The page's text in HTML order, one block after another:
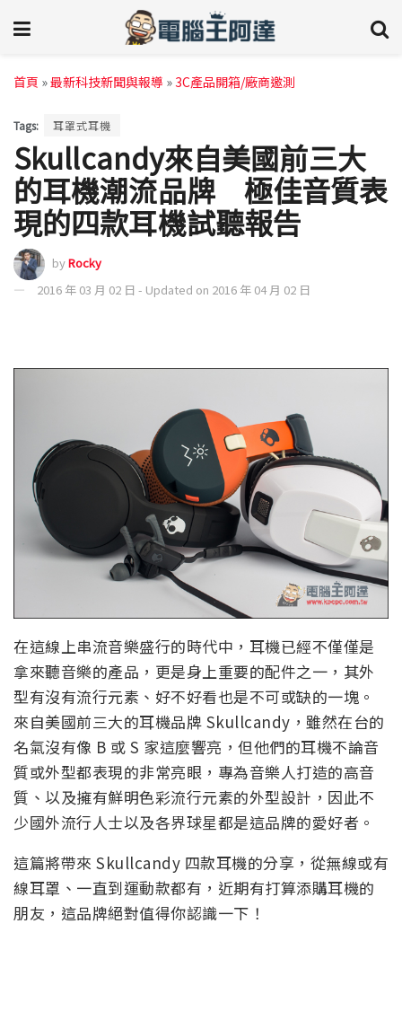
首頁 »最新科技新聞與報導 »3C產品開箱/廠商邀測
Tags: 耳罩式耳機
Skullcandy來自美國前三大
的耳機潮流品牌 極佳音質表
現的四款耳機試聽報告
byRocky
2016 年 03 月 02 日 - Updated on 2016 年 04 月 02 日
在這線上串流音樂盛行的時代中，耳機已經不僅僅是
拿來聽音樂的產品，更是身上重要的配件之一，其外
型有沒有流行元素、好不好看也是不可或缺的一塊。
來自美國前三大的耳機品牌 Skullcandy，雖然在台的
名氣沒有像 B 或 S 家這麼響亮，但他們的耳機不論音
質或外型都表現的非常亮眼，專為音樂人打造的高音
質、以及擁有鮮明色彩流行元素的外型設計，因此不
少國外流行人士以及各界球星都是這品牌的愛好者。
這篇將帶來 Skullcandy 四款耳機的分享，從無線或有
線耳罩、一直到運動款都有，近期有打算添購耳機的
朋友，這品牌絕對值得你認識一下！